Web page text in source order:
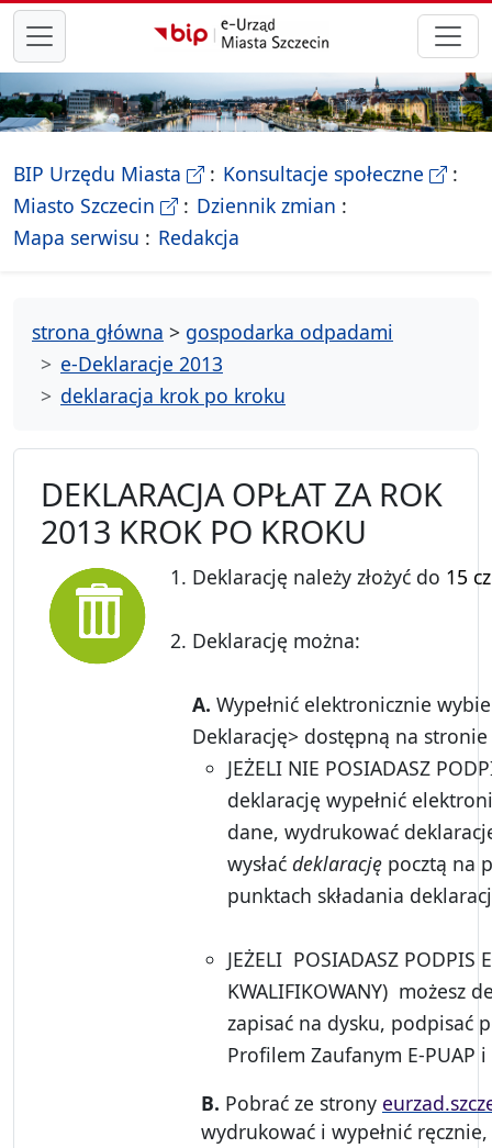
przejdź do głównego menu
BIP Urzędu Miasta - Biletyn Informacji Publicznej
Konsultacje społeczne-
Miasto Szczecin - Oficjalna strona Miasta Szczecin
Dziennik zmian
Mapa serwisu - drzewko rozdziałów
Redakcja
strona główna > gospodarka odpadami
e-Deklaracje 2013
deklaracja krok po kroku
DEKLARACJA OPŁAT ZA ROK
2013 KROK PO KROKU
Deklarację należy złożyć do 15
Deklarację można:
A. Wypełnić elektronicznie
Deklarację> dostępną na stronie
JEŻELI NIE POSIADASZ
deklarację wypełnić
dane, wydrukować
wysłać deklarację pocztą na
punktach składania
JEŻELI POSIADASZ PODPIS
KWALIFIKOWANY) możesz
zapisać na dysku, podpisać
Profilem Zaufanym E-PUAP
B. Pobrać ze strony
wydrukować i wypełnić ręcznie,